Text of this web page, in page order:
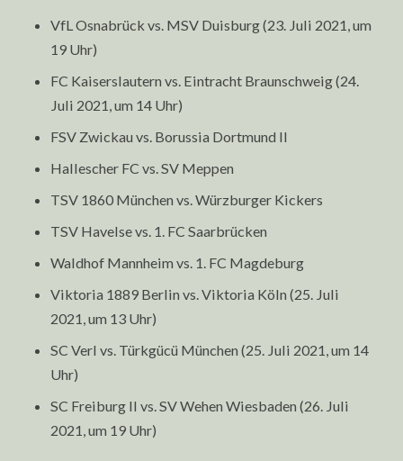
VfL Osnabrück vs. MSV Duisburg (23. Juli 2021, um
19 Uhr)
FC Kaiserslautern vs. Eintracht Braunschweig (24.
Juli 2021, um 14 Uhr)
FSV Zwickau vs. Borussia Dortmund II
Hallescher FC vs. SV Meppen
TSV 1860 München vs. Würzburger Kickers
TSV Havelse vs. 1. FC Saarbrücken
Waldhof Mannheim vs. 1. FC Magdeburg
Viktoria 1889 Berlin vs. Viktoria Köln (25. Juli
2021, um 13 Uhr)
SC Verl vs. Türkgücü München (25. Juli 2021, um 14
Uhr)
SC Freiburg II vs. SV Wehen Wiesbaden (26. Juli
2021, um 19 Uhr)